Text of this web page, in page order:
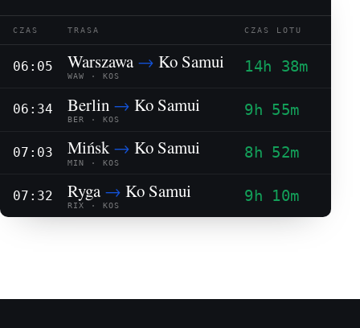
CZAS TRASA CZAS LOTU
06:05 Warszawa → Ko Samui
WAW · KOS
14h 38m
06:34 Berlin → Ko Samui
BER · KOS
9h 55m
07:03 Mińsk→ Ko Samui
MIN · KOS
8h 52m
07:32 Ryga → Ko Samui
RIX · KOS
9h 10m